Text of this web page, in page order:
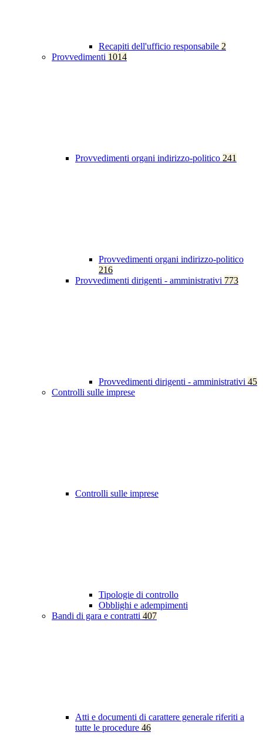
Recapiti dell'ufficio responsabile 2
Provvedimenti 1014
Provvedimenti organi indirizzo-politico 241
Provvedimenti organi indirizzo-politico
216
Provvedimenti dirigenti - amministrativi 773
Provvedimenti dirigenti - amministrativi 45
Controlli sulle imprese
Controlli sulle imprese
Tipologie di controllo
Obblighi e adempimenti
Bandi di gara e contratti 407
Atti e documenti di carattere generale riferiti a
tutte le procedure 46